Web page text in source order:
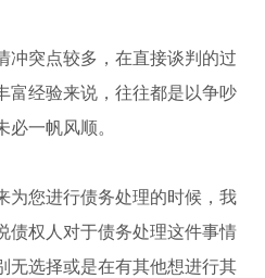
冲突点较多，在直接谈判的过
富经验来说，往往都是以争吵
一帆风顺。
为您进行债务处理的时候，我
债权人对于债务处理这件事情
无选择或是在有其他想进行其